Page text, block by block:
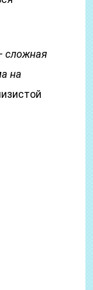
сложная
на